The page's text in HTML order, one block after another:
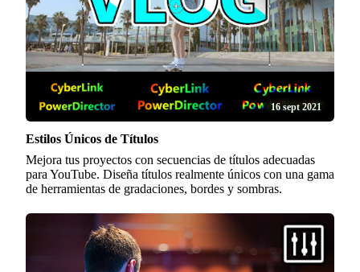
16 sept 2021
Estilos Únicos de Títulos
Mejora tus proyectos con secuencias de títulos adecuadas
para YouTube. Diseña títulos realmente únicos con una gama
de herramientas de gradaciones, bordes y sombras.